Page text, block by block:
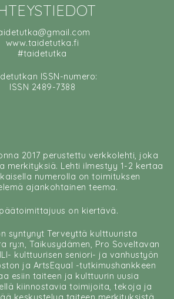
www.taidetutka.fi
#taidetutka
ISSN-numero:
ISSN 2489-7388
2017 perustettu verkkolehti, joka
merkityksiä. Lehti ilmestyy 1-2 kertaa
numerolla on toimituksen
ajankohtainen teema.
on kiertävä.
syntynyt Terveyttä kulttuurista
ry:n, Taikusydämen, Pro Soveltavan
kulttuurisen seniori- ja vanhustyön
ja ArtsEqual -tutkimushankkeen
esiin taiteen ja kulttuurin uusia
kiinnostavia toimijoita, tekoja ja